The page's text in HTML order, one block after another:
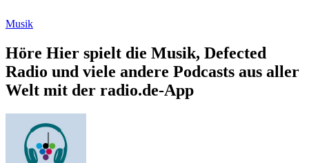
Musik
Höre Hier spielt die Musik, Defected
Radio und viele andere Podcasts aus aller
Welt mit der radio.de-App